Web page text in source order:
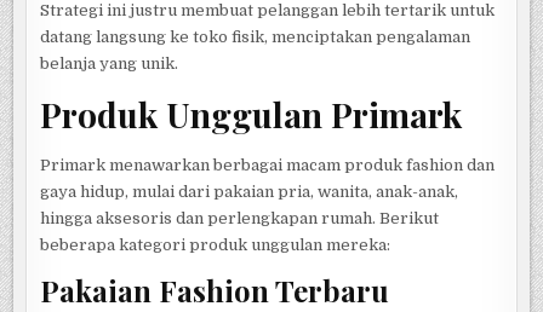
Strategi ini justru membuat pelanggan lebih tertarik untuk
datang langsung ke toko fisik, menciptakan pengalaman
belanja yang unik.
Produk Unggulan Primark
Primark menawarkan berbagai macam produk fashion dan
gaya hidup, mulai dari pakaian pria, wanita, anak-anak,
hingga aksesoris dan perlengkapan rumah. Berikut
beberapa kategori produk unggulan mereka:
Pakaian Fashion Terbaru